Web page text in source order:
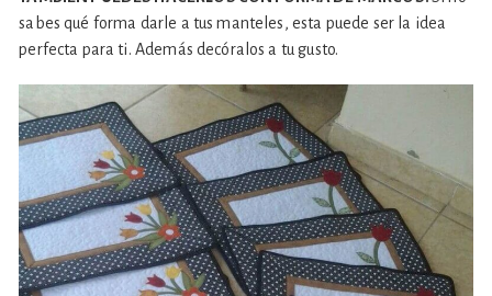
sabes qué forma darle a tus manteles, esta puede ser la idea
perfecta para ti. Además decóralos a tu gusto.